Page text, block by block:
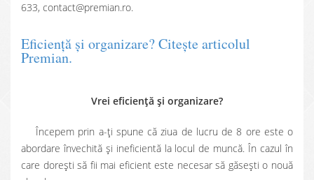
633, contact@premian.ro.
Eficienţă şi organizare? Citeşte articolul
Premian.
Vrei eficienţă şi organizare?
Începem prin a-ți spune că ziua de lucru de 8 ore este o
abordare învechită și ineficientă la locul de muncă. În cazul în
care dorești să fii mai eficient este necesar să găsești o nouă